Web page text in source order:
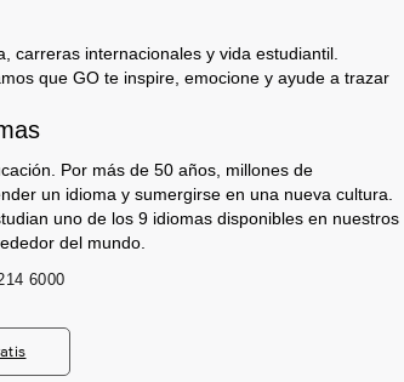
carreras internacionales y vida estudiantil.
que GO te inspire, emocione y ayude a trazar
Por más de 50 años, millones de
un idioma y sumergirse en una nueva cultura.
uno de los 9 idiomas disponibles en nuestros
del mundo.
6000